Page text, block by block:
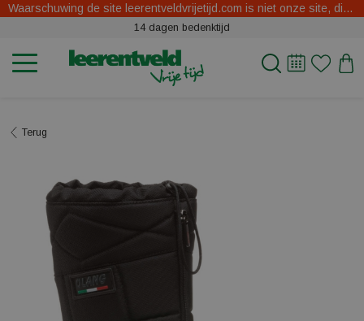
Waarschuwing de site leerentveldvrijetijd.com is niet onze site, dit zijn oplichters.
14 dagen bedenktijd
Terug